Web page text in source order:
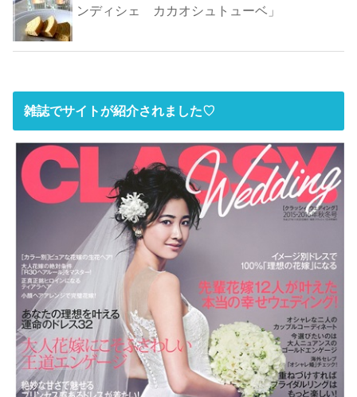
ンディシェ カカオシュトューベ」
雑誌でサイトが紹介されました♡